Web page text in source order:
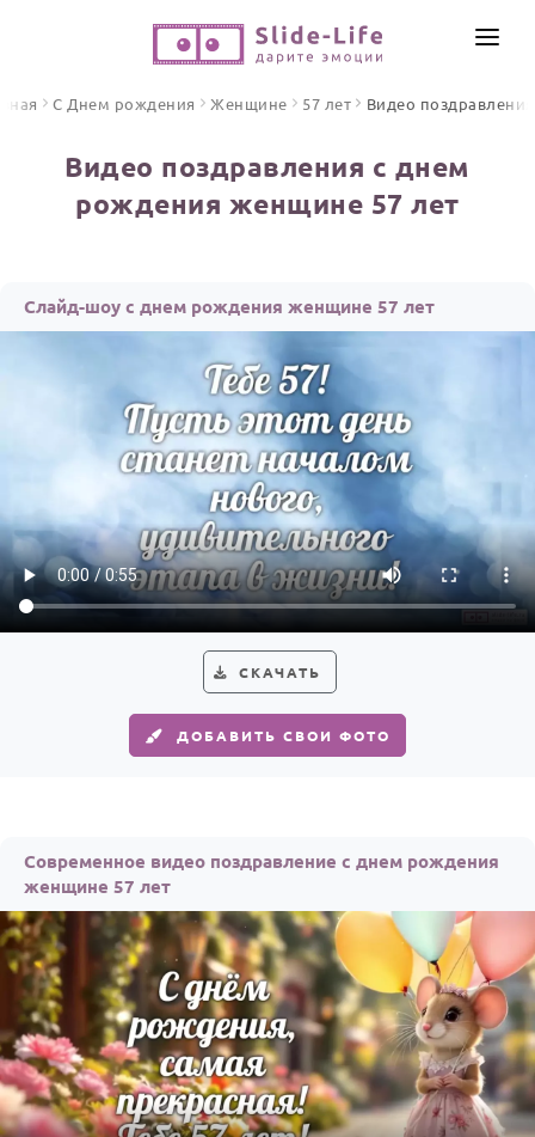
ПО ФОРМАТУ
Открытки
ПРАЗДНИКИ
С Днем рождения
Свадьба
Годовщина свадьбы
Календарь праздников
Женщине
Мужчине
Детям
Все родственники
ПЕРСОНАЛЬНЫЕ
Пожелания
По именам
По годам
ИНСТРУМЕНТЫ
ОТЗЫВЫ
С Днем рождения Женщине 57 лет Видео поздравления
Видео поздравления с днем
рождения женщине 57 лет
Слайд-шоу с днем рождения женщине 57 лет
СКАЧАТЬ
ДОБАВИТЬ СВОИ ФОТО
Современное видео поздравление с днем рождения
женщине 57 лет